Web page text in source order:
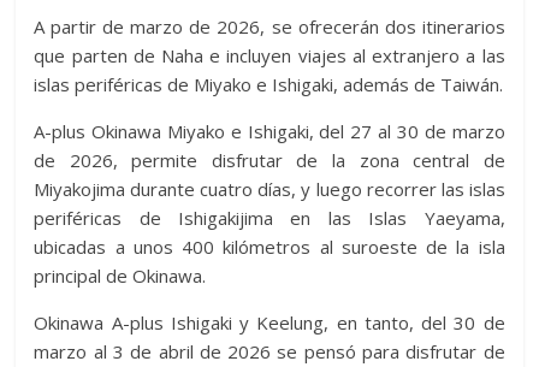
A partir de marzo de 2026, se ofrecerán dos itinerarios
que parten de Naha e incluyen viajes al extranjero a las
islas periféricas de Miyako e Ishigaki, además de Taiwán.
A-plus Okinawa Miyako e Ishigaki, del 27 al 30 de marzo
de 2026, permite disfrutar de la zona central de
Miyakojima durante cuatro días, y luego recorrer las islas
periféricas de Ishigakijima en las Islas Yaeyama,
ubicadas a unos 400 kilómetros al suroeste de la isla
principal de Okinawa.
Okinawa A-plus Ishigaki y Keelung, en tanto, del 30 de
marzo al 3 de abril de 2026 se pensó para disfrutar de